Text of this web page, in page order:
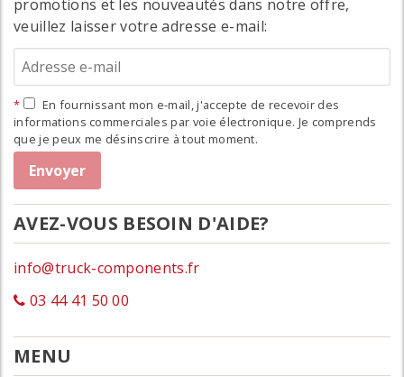
promotions et les nouveautés dans notre offre,
veuillez laisser votre adresse e-mail:
En fournissant mon e-mail, j'accepte de recevoir des
informations commerciales par voie électronique. Je comprends
que je peux me désinscrire à tout moment.
AVEZ-VOUS BESOIN D'AIDE?
info@truck-components.fr
03 44 41 50 00
MENU